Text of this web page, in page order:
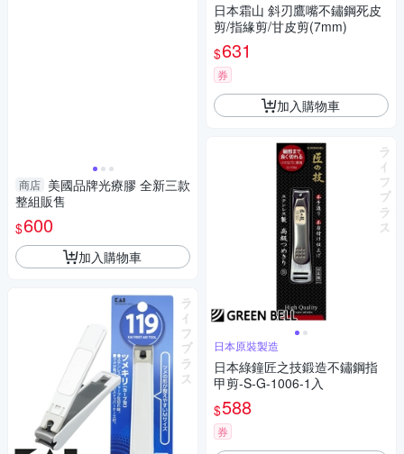
商店 美國品牌光療膠 全新三款
整組販售
$600
加入購物車
日本霜山 斜刃鷹嘴不鏽鋼死皮
剪/指緣剪/甘皮剪(7mm)
$631
券
加入購物車
日本原裝製造
日本綠鐘匠之技鍛造不鏽鋼指
甲剪-S-G-1006-1入
$588
券